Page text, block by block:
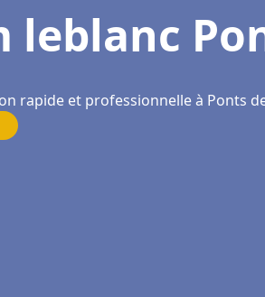
leblanc
rapide et professionnelle à Ponts